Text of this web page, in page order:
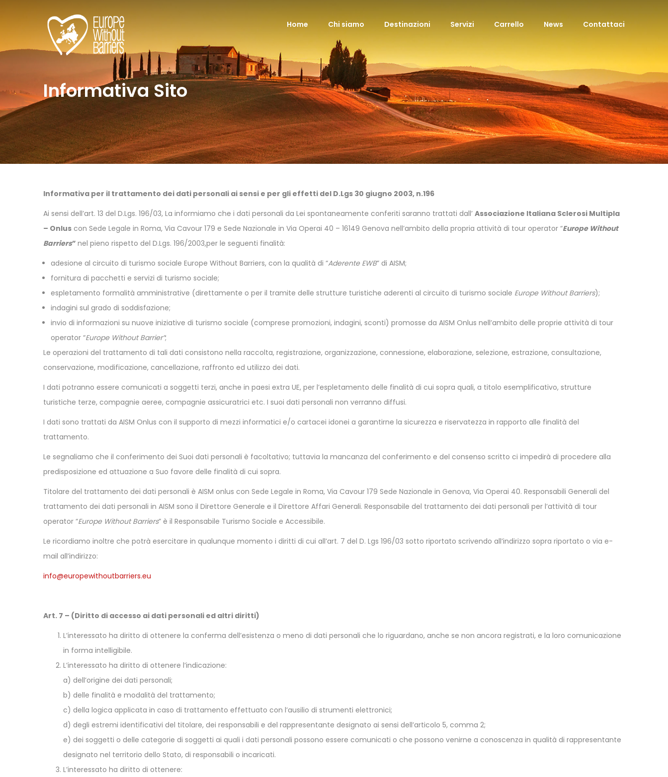
Home Chi siamo Destinazioni Servizi Carrello News Contattaci
Informativa Sito
Informativa per il trattamento dei dati personali ai sensi e per gli effetti del D.Lgs 30 giugno 2003, n.196
Ai sensi dell’art. 13 del D.Lgs. 196/03, La informiamo che i dati personali da Lei spontaneamente conferiti saranno trattati dall’ Associazione Italiana Sclerosi Multipla
– Onlus con Sede Legale in Roma, Via Cavour 179 e Sede Nazionale in Via Operai 40 – 16149 Genova nell’ambito della propria attività di tour operator “Europe Without
Barriers” nel pieno rispetto del D.Lgs. 196/2003,per le seguenti finalità:
adesione al circuito di turismo sociale Europe Without Barriers, con la qualità di “Aderente EWB” di AISM;
fornitura di pacchetti e servizi di turismo sociale;
espletamento formalità amministrative (direttamente o per il tramite delle strutture turistiche aderenti al circuito di turismo sociale Europe Without Barriers);
indagini sul grado di soddisfazione;
invio di informazioni su nuove iniziative di turismo sociale (comprese promozioni, indagini, sconti) promosse da AISM Onlus nell’ambito delle proprie attività di tour
operator “Europe Without Barrier”;
Le operazioni del trattamento di tali dati consistono nella raccolta, registrazione, organizzazione, connessione, elaborazione, selezione, estrazione, consultazione,
conservazione, modificazione, cancellazione, raffronto ed utilizzo dei dati.
I dati potranno essere comunicati a soggetti terzi, anche in paesi extra UE, per l’espletamento delle finalità di cui sopra quali, a titolo esemplificativo, strutture
turistiche terze, compagnie aeree, compagnie assicuratrici etc. I suoi dati personali non verranno diffusi.
I dati sono trattati da AISM Onlus con il supporto di mezzi informatici e/o cartacei idonei a garantirne la sicurezza e riservatezza in rapporto alle finalità del
trattamento.
Le segnaliamo che il conferimento dei Suoi dati personali è facoltativo; tuttavia la mancanza del conferimento e del consenso scritto ci impedirà di procedere alla
predisposizione ed attuazione a Suo favore delle finalità di cui sopra.
Titolare del trattamento dei dati personali è AISM onlus con Sede Legale in Roma, Via Cavour 179 Sede Nazionale in Genova, Via Operai 40. Responsabili Generali del
trattamento dei dati personali in AISM sono il Direttore Generale e il Direttore Affari Generali. Responsabile del trattamento dei dati personali per l’attività di tour
operator “Europe Without Barriers” è il Responsabile Turismo Sociale e Accessibile.
Le ricordiamo inoltre che potrà esercitare in qualunque momento i diritti di cui all’art. 7 del D. Lgs 196/03 sotto riportato scrivendo all’indirizzo sopra riportato o via e-
mail all’indirizzo:
info@europewithoutbarriers.eu
Art. 7 – (Diritto di accesso ai dati personali ed altri diritti)
L’interessato ha diritto di ottenere la conferma dell’esistenza o meno di dati personali che lo riguardano, anche se non ancora registrati, e la loro comunicazione
in forma intelligibile.
L’interessato ha diritto di ottenere l’indicazione:
a) dell’origine dei dati personali;
b) delle finalità e modalità del trattamento;
c) della logica applicata in caso di trattamento effettuato con l’ausilio di strumenti elettronici;
d) degli estremi identificativi del titolare, dei responsabili e del rappresentante designato ai sensi dell’articolo 5, comma 2;
e) dei soggetti o delle categorie di soggetti ai quali i dati personali possono essere comunicati o che possono venirne a conoscenza in qualità di rappresentante
designato nel territorio dello Stato, di responsabili o incaricati.
L’interessato ha diritto di ottenere: